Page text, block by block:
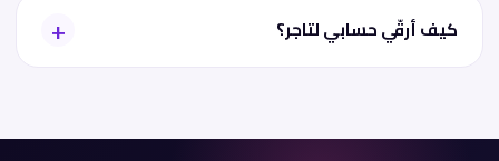
كيف أرقّي حسابي لتاجر؟